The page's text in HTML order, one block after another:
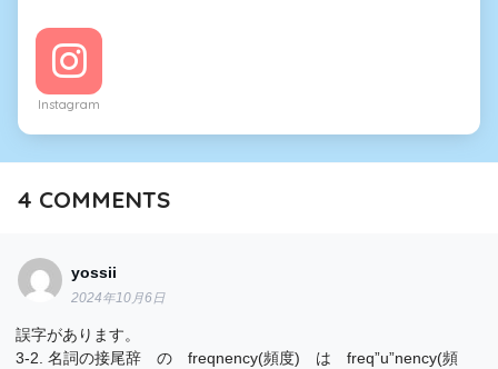
Instagram
4 COMMENTS
yossii
2024年10月6日
誤字があります。
3-2. 名詞の接尾辞 の freqnency(頻度) は freq”u”nency(頻